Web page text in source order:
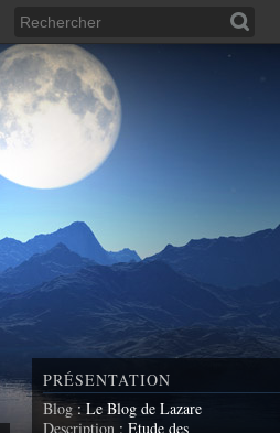
PRÉSENTATION
Blog : Le Blog de Lazare
Description : Etude des